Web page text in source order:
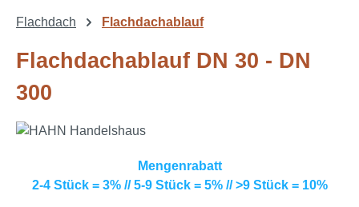
Flachdach Flachdachablauf
Flachdachablauf DN 30 - DN
300
Mengenrabatt
2-4 Stück = 3% // 5-9 Stück = 5% // >9 Stück = 10%